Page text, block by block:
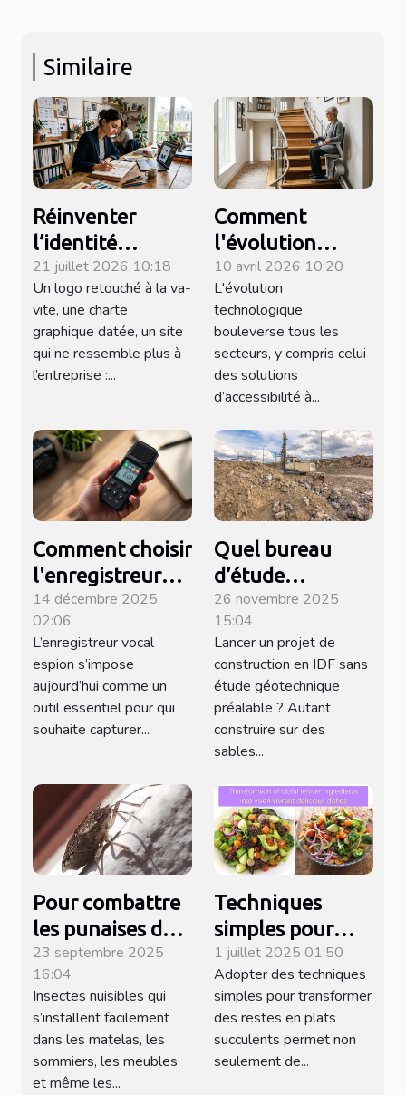
Similaire
Réinventer
l’identité
visuelle : quand
le design
raconte votre
histoire
21 juillet 2026 10:18
Un logo retouché à la va-
vite, une charte
graphique datée, un site
qui ne ressemble plus à
l’entreprise :...
Comment
l'évolution
technologique
influence-t-elle
les monte-
escaliers
modernes ?
10 avril 2026 10:20
L'évolution
technologique
bouleverse tous les
secteurs, y compris celui
des solutions
d’accessibilité à...
Comment choisir
l'enregistreur
vocal espion
adapté à vos
besoins ?
14 décembre 2025
02:06
L’enregistreur vocal
espion s’impose
aujourd’hui comme un
outil essentiel pour qui
souhaite capturer...
Quel bureau
d’étude
contacter pour
mener des
missions
géotechniques
en Île-de-France
?
26 novembre 2025
15:04
Lancer un projet de
construction en IDF sans
étude géotechnique
préalable ? Autant
construire sur des
sables...
Pour combattre
les punaises de
lit à Marseille,
contactez cette
entreprise !
23 septembre 2025
16:04
Insectes nuisibles qui
s’installent facilement
dans les matelas, les
sommiers, les meubles
et même les...
Techniques
simples pour
transformer des
restes en plats
succulents
1 juillet 2025 01:50
Adopter des techniques
simples pour transformer
des restes en plats
succulents permet non
seulement de...